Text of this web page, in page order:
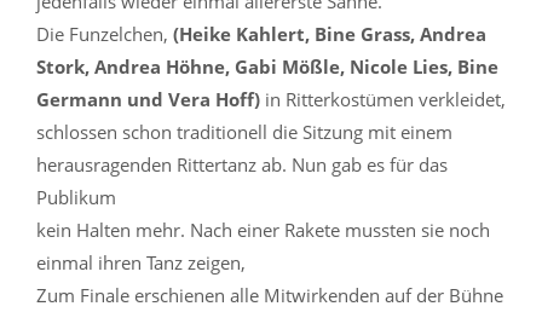
Die Funzelchen, (Heike Kahlert, Bine Grass, Andrea
Stork, Andrea Höhne, Gabi Mößle, Nicole Lies, Bine
Germann und Vera Hoff) in Ritterkostümen verkleidet,
schlossen schon traditionell die Sitzung mit einem
herausragenden Rittertanz ab. Nun gab es für das
Publikum
kein Halten mehr. Nach einer Rakete mussten sie noch
einmal ihren Tanz zeigen,
Zum Finale erschienen alle Mitwirkenden auf der Bühne